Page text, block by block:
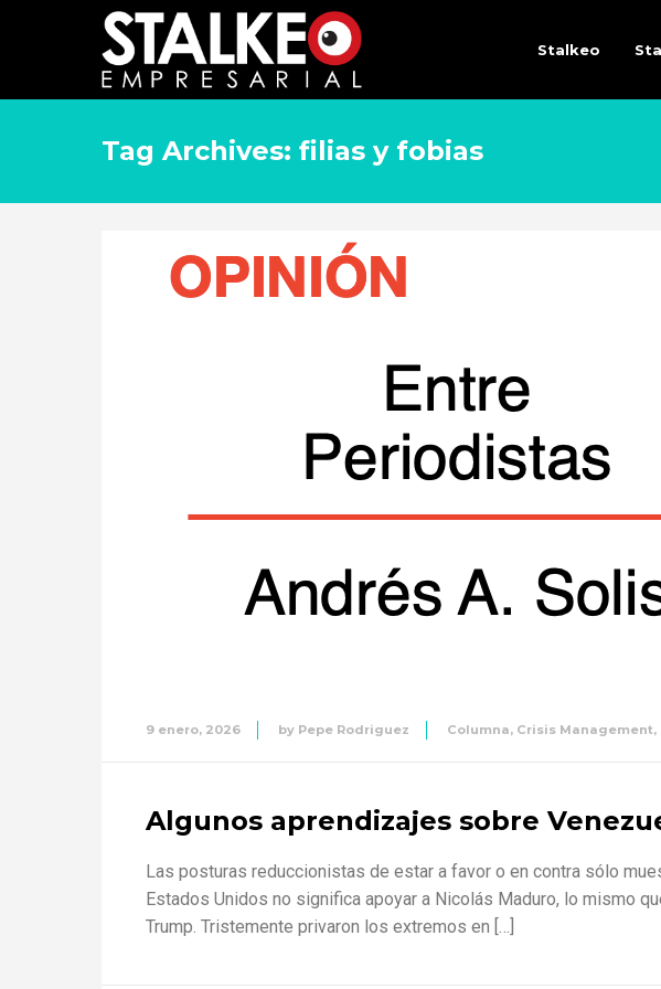
Stalkeo
Tag Archives: filias y fobias
9 enero, 2026 by Pepe Rodriguez Columna, Crisis Management,
Algunos aprendizajes sobre
Las posturas reduccionistas de estar a favor o en contra sólo
Estados Unidos no significa apoyar a Nicolás Maduro, lo mismo
Trump. Tristemente privaron los extremos en […]